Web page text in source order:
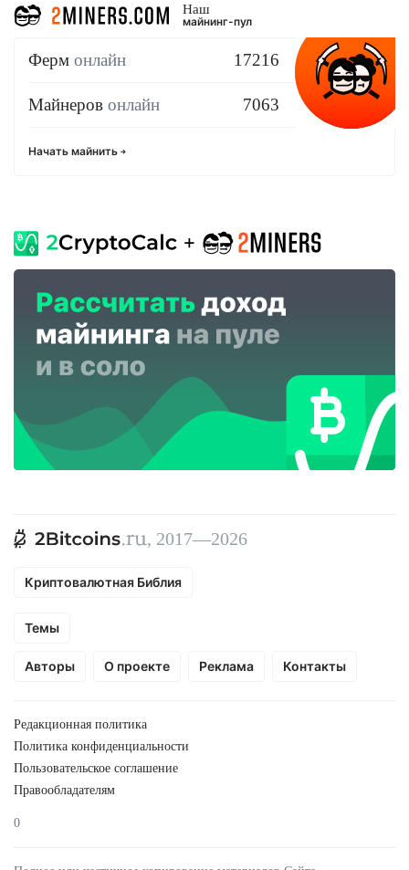
Наш
майнинг-пул
Ферм онлайн 17216
Майнеров онлайн 7063
Начать майнить
, 2017—2026
Криптовалютная Библия
Темы
Авторы О проекте Реклама Контакты
Редакционная политика
Политика конфиденциальности
Пользовательское соглашение
Правообладателям
0